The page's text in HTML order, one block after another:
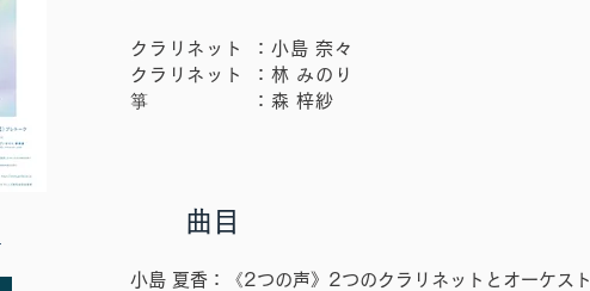
クラリネット
クラリネット
​箏
：小島 奈々
：林 みのり
​：森 梓紗
曲目
小島 夏香：《2つの声》2つのクラリネットとオーケス